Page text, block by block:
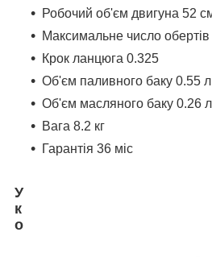
Робочий об'єм двигуна 52
Максимальне число
Крок ланцюга 0.325
Об'єм паливного баку 0.55 л
Об'єм масляного баку 0.26 л
Вага 8.2 кг
Гарантія 36 міс
У
к
о